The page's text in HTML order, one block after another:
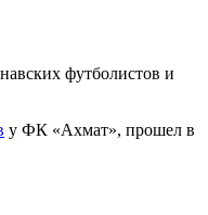
футболистов и
у ФК «Ахмат», прошел в